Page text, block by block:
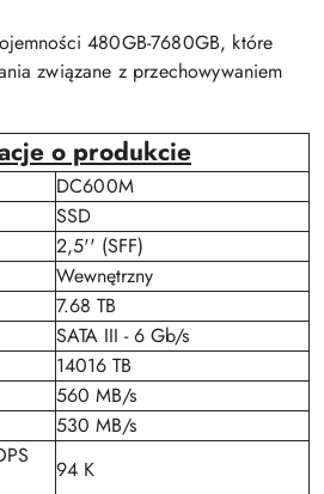
480GB-7680GB, które
związane z przechowywaniem
o produkcie
DC600M
SSD
2,5'' (SFF)
Wewnętrzny
7.68 TB
SATA III - 6 Gb/s
14016 TB
560 MB/s
530 MB/s
94 K